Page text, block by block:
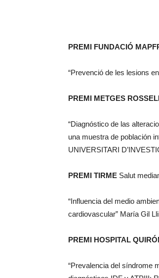
PREMI FUNDACIÓ
“Prevenció de les lesions
PREMI METGES
“Diagnóstico de las
una muestra de población
UNIVERSITARI
PREMI TIRME Salut
“Influencia del medio
cardiovascular” María Gil
PREMI HOSPITAL
“Prevalencia del síndrome